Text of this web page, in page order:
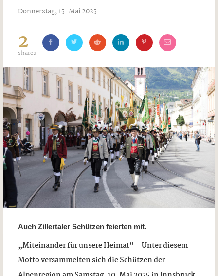
Donnerstag, 15. Mai 2025
2
shares
Auch Zillertaler Schützen feierten mit.
„Miteinander für unsere Heimat“ – Unter diesem
Motto versammelten sich die Schützen der